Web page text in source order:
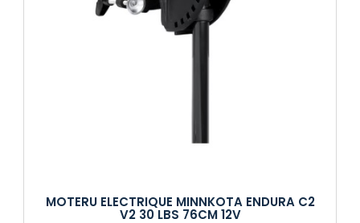
MOTERU ELECTRIQUE MINNKOTA ENDURA C2
V2 30 LBS 76CM 12V